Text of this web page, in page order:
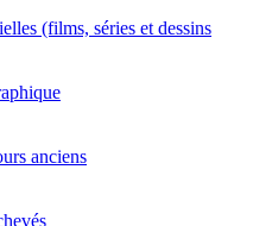
(films, séries et dessins
anciens